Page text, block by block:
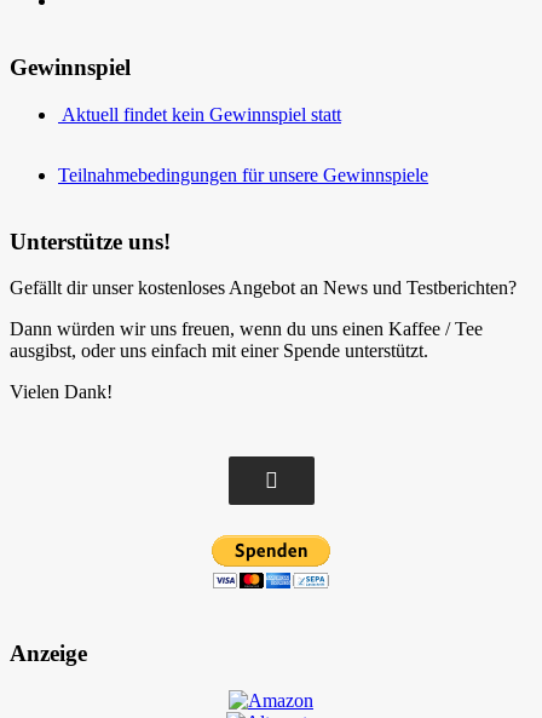
Gewinnspiel
Aktuell findet kein Gewinnspiel statt
Teilnahmebedingungen für unsere Gewinnspiele
Unterstütze uns!
Gefällt dir unser kostenloses Angebot an News und Testberichten?
Dann würden wir uns freuen, wenn du uns einen Kaffee / Tee
ausgibst, oder uns einfach mit einer Spende unterstützt.
Vielen Dank!
Anzeige